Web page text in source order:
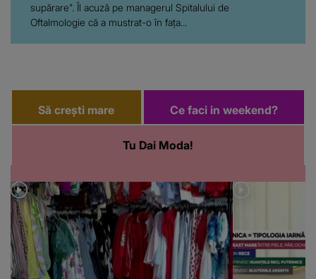
supărare". Îl acuză pe managerul Spitalului de
Oftalmologie că a mustrat-o în fața...
Să crești mare
Tu Dai Moda!
Ce faci in weekend?